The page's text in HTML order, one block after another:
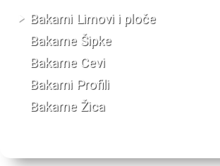
Bakarni Limovi i ploče
Bakarne Šipke
Bakarne Cevi
Bakarni Profili
Bakarne Žica